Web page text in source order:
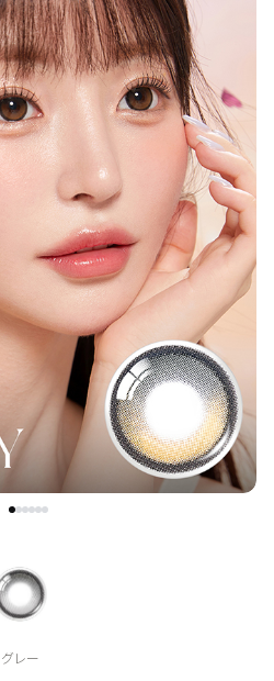
2 Weeks
3~6 Months
ブラック
グリーン
ピンク
乱視用
グレー